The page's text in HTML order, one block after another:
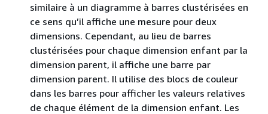
similaire à un diagramme à barres clustérisées en
ce sens qu’il affiche une mesure pour deux
dimensions. Cependant, au lieu de barres
clustérisées pour chaque dimension enfant par la
dimension parent, il affiche une barre par
dimension parent. Il utilise des blocs de couleur
dans les barres pour afficher les valeurs relatives
de chaque élément de la dimension enfant. Les